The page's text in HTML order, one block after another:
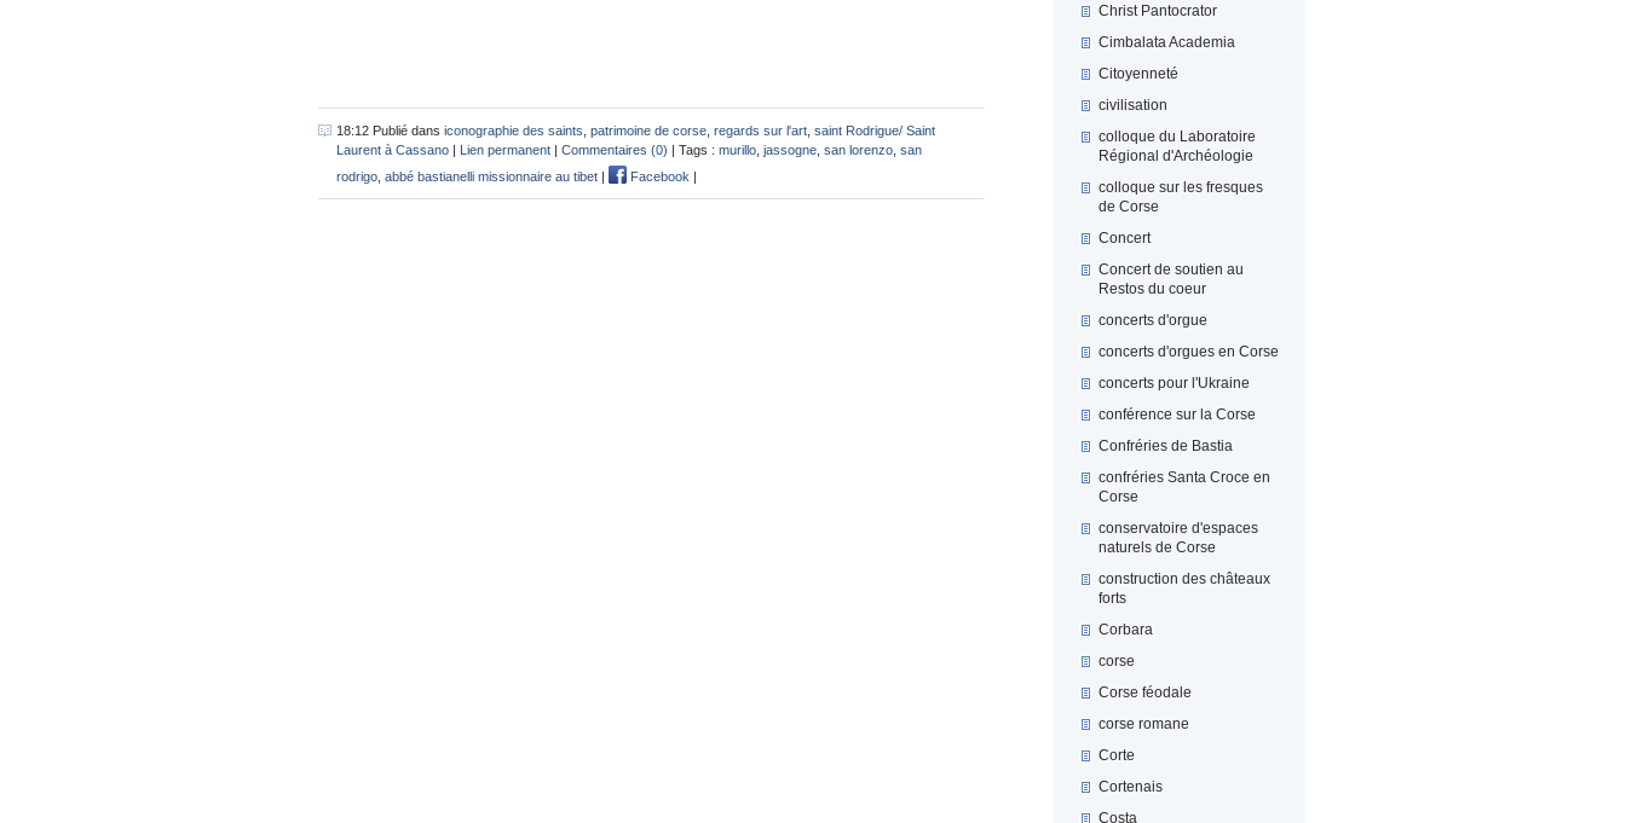
Christ Pantocrator
Cimbalata Academia
Citoyenneté
civilisation
colloque du Laboratoire
Régional d'Archéologie
colloque sur les fresques
de Corse
Concert
Concert de soutien au
Restos du coeur
concerts d'orgue
concerts d'orgues en Corse
concerts pour l'Ukraine
conférence sur la Corse
Confréries de Bastia
confréries Santa Croce en
Corse
conservatoire d'espaces
naturels de Corse
construction des châteaux
forts
Corbara
corse
Corse féodale
corse romane
Corte
Cortenais
Costa
18:12 Publié dans iconographie des saints patrimoine de corse regards sur l'art saint Rodrigue/ Saint
Laurent à Cassano | Lien permanent | Commentaires (0) | Tags : murillo jassogne san lorenzo san
rodrigo abbé bastianelli missionnaire au tibet | Facebook |